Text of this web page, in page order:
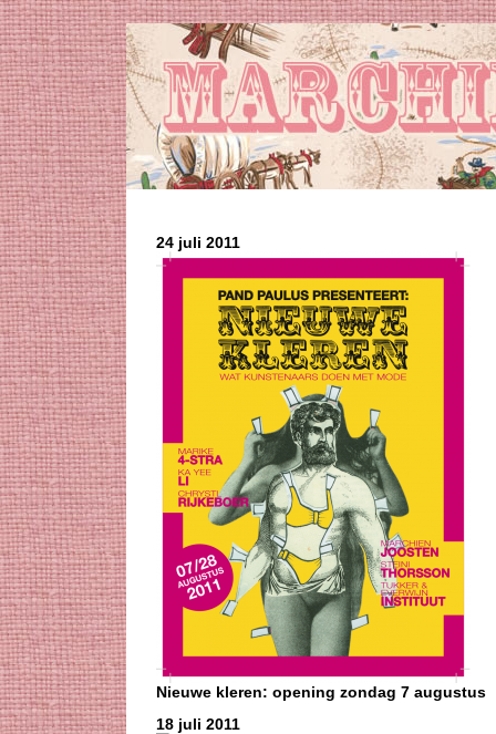
24 juli 2011
Nieuwe kleren: opening zondag 7 augustus
18 juli 2011